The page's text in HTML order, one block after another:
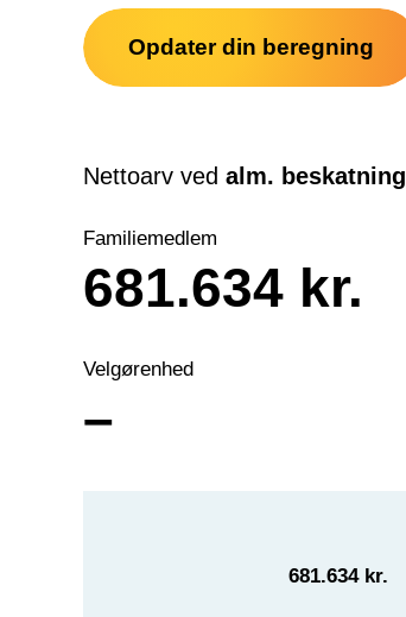
Opdater din beregning
Nettoarv ved alm. beskatning
Familiemedlem
681.634 kr.
Velgørenhed
–
681.634 kr.